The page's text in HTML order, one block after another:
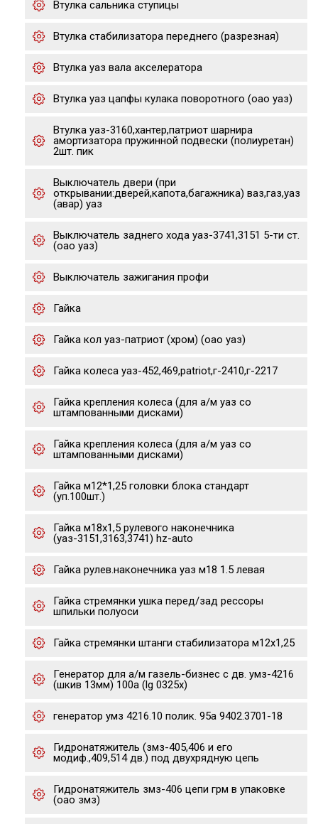
Втулка сальника ступицы
Втулка стабилизатора переднего (разрезная)
Втулка уаз вала акселератора
Втулка уаз цапфы кулака поворотного (оао уаз)
Втулка уаз-3160,хантер,патриот шарнира
амортизатора пружинной подвески (полиуретан)
2шт. пик
Выключатель двери (при
открывании:дверей,капота,багажника) ваз,газ,уаз
(авар) уаз
Выключатель заднего хода уаз-3741,3151 5-ти ст.
(оао уаз)
Выключатель зажигания профи
Гайка
Гайка кол уаз-патриот (хром) (оао уаз)
Гайка колеса уаз-452,469,patriot,г-2410,г-2217
Гайка крепления колеса (для а/м уаз со
штампованными дисками)
Гайка крепления колеса (для а/м уаз со
штампованными дисками)
Гайка м12*1,25 головки блока стандарт
(уп.100шт.)
Гайка м18х1,5 рулевого наконечника
(уаз-3151,3163,3741) hz-auto
Гайка рулев.наконечника уаз м18 1.5 левая
Гайка стремянки ушка перед/зад рессоры
шпильки полуоси
Гайка стремянки штанги стабилизатора м12х1,25
Генератор для а/м газель-бизнес с дв. умз-4216
(шкив 13мм) 100a (lg 0325x)
генератор умз 4216.10 полик. 95а 9402.3701-18
Гидронатяжитель (змз-405,406 и его
модиф.,409,514 дв.) под двухрядную цепь
Гидронатяжитель змз-406 цепи грм в упаковке
(оао змз)